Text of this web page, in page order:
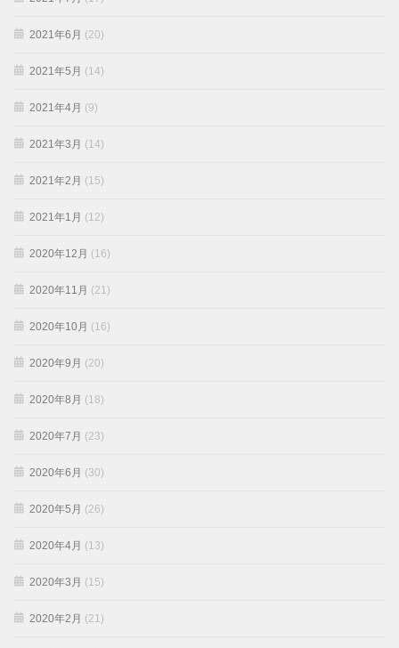
2021年6月 (20)
2021年5月 (14)
2021年4月 (9)
2021年3月 (14)
2021年2月 (15)
2021年1月 (12)
2020年12月 (16)
2020年11月 (21)
2020年10月 (16)
2020年9月 (20)
2020年8月 (18)
2020年7月 (23)
2020年6月 (30)
2020年5月 (26)
2020年4月 (13)
2020年3月 (15)
2020年2月 (21)